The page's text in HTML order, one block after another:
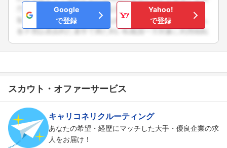
Google
で登録
Yahoo!
で登録
スカウト・オファーサービス
キャリコネリクルーティング
あなたの希望・経歴にマッチした大手・優良企業の求
人をお届け！